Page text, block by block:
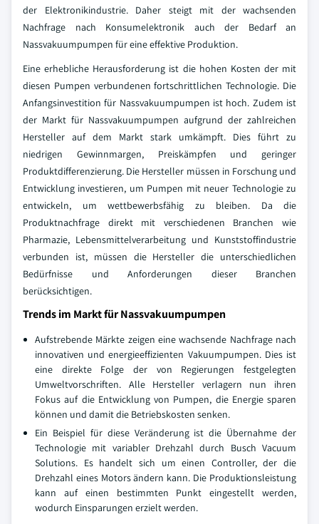
der Elektronikindustrie. Daher steigt mit der wachsenden
Nachfrage nach Konsumelektronik auch der Bedarf an
Nassvakuumpumpen für eine effektive Produktion.
Eine erhebliche Herausforderung ist die hohen Kosten der mit
diesen Pumpen verbundenen fortschrittlichen Technologie. Die
Anfangsinvestition für Nassvakuumpumpen ist hoch. Zudem ist
der Markt für Nassvakuumpumpen aufgrund der zahlreichen
Hersteller auf dem Markt stark umkämpft. Dies führt zu
niedrigen Gewinnmargen, Preiskämpfen und geringer
Produktdifferenzierung. Die Hersteller müssen in Forschung und
Entwicklung investieren, um Pumpen mit neuer Technologie zu
entwickeln, um wettbewerbsfähig zu bleiben. Da die
Produktnachfrage direkt mit verschiedenen Branchen wie
Pharmazie, Lebensmittelverarbeitung und Kunststoffindustrie
verbunden ist, müssen die Hersteller die unterschiedlichen
Bedürfnisse und Anforderungen dieser Branchen
berücksichtigen.
Trends im Markt für Nassvakuumpumpen
Aufstrebende Märkte zeigen eine wachsende Nachfrage nach
innovativen und energieeffizienten Vakuumpumpen. Dies ist
eine direkte Folge der von Regierungen festgelegten
Umweltvorschriften. Alle Hersteller verlagern nun ihren
Fokus auf die Entwicklung von Pumpen, die Energie sparen
können und damit die Betriebskosten senken.
Ein Beispiel für diese Veränderung ist die Übernahme der
Technologie mit variabler Drehzahl durch Busch Vacuum
Solutions. Es handelt sich um einen Controller, der die
Drehzahl eines Motors ändern kann. Die Produktionsleistung
kann auf einen bestimmten Punkt eingestellt werden,
wodurch Einsparungen erzielt werden.